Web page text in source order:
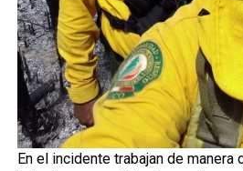
En el incidente trabajan de manera